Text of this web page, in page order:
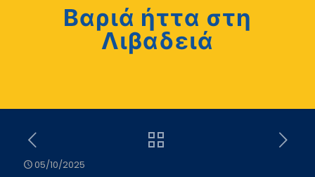
Βαριά ήττα στη
Λιβαδειά
05/10/2025